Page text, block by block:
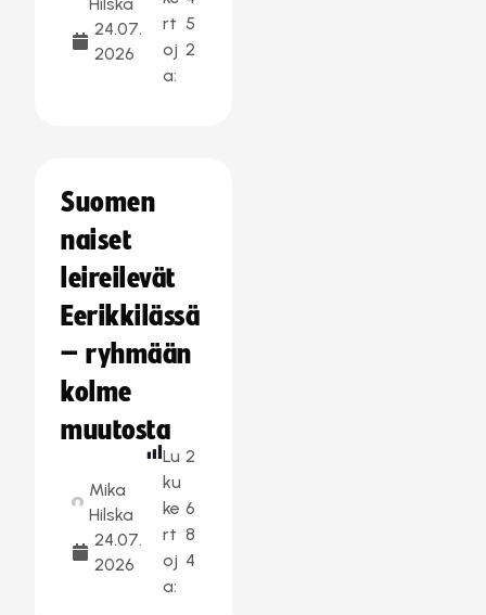
24.07.
2026
rt
oj
a:
5
2
Suomen
naiset
leireilevät
Eerikkilässä
– ryhmään
kolme
muutosta
Mika
Hilska
24.07.
2026
Lu
ku
ke
rt
oj
a:
2
6
8
4